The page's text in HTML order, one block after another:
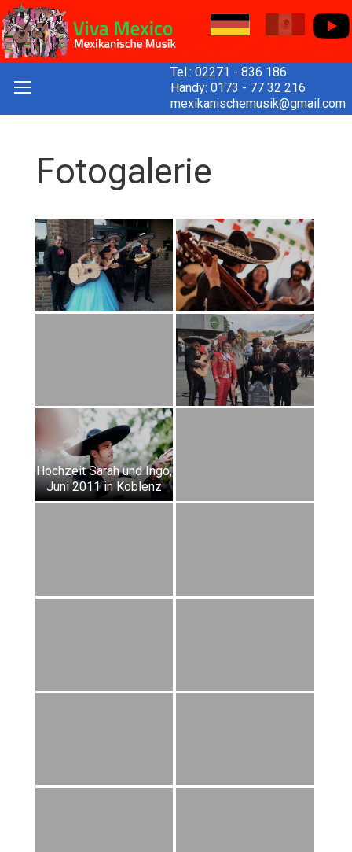
Tel.: 02271 - 836 186
Handy: 0173 - 77 32 216
mexikanischemusik@gmail.com
Fotogalerie
Hochzeit Sarah und Ingo,
Juni 2011 in Koblenz